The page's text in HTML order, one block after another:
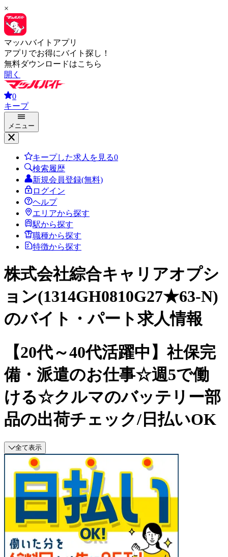
×
マッハバイトアプリ
アプリでお得にバイト探し！
無料ダウンロードはこちら
開く
0
キープ
メニュー
キープした求人を見る0
検索履歴
新規会員登録(無料)
ログイン
ヘルプ
エリアから探す
駅から探す
職種から探す
特徴から探す
株式会社綜合キャリアオプシ
ョン(1314GH0810G27★63-N)
のバイト・パート求人情報
【20代～40代活躍中】社保完
備・派遣のお仕事☆週5で働
ける☆クルマのバッテリー部
品の出荷チェック/日払いOK
全て表示